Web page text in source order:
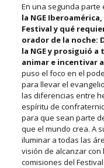
En una segunda parte
la NGE
Festival y qué
orador de la noche:
la NGE y prosiguió
animar e incentivar
puso el foco en el
para llevar el
las diferencias entre
espíritu de
para que sean parte
que el mundo crea. A
iluminar a todas las
visión de alcanzar
comisiones del